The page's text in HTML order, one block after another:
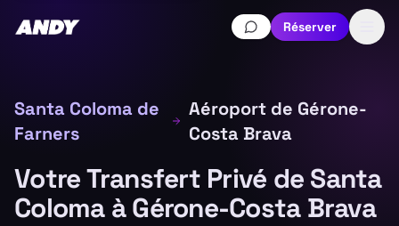
Réserver
Santa Coloma de
Farners
Aéroport de Gérone-
Costa Brava
Votre Transfert Privé de Santa
Coloma à Gérone-Costa Brava